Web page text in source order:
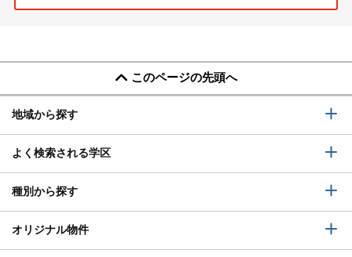
このページの先頭へ
地域から探す
よく検索される学区
種別から探す
オリジナル物件